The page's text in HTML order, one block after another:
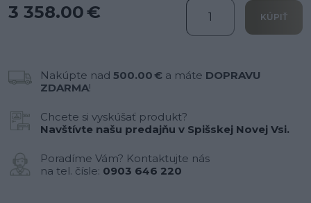
3 358.00 € KÚPIŤ
Nakúpte nad 500.00 € a máte DOPRAVU
ZDARMA!
Chcete si vyskúšať produkt?
Navštívte našu predajňu v Spišskej Novej Vsi.
Poradíme Vám? Kontaktujte nás
na tel. čísle: 0903 646 220